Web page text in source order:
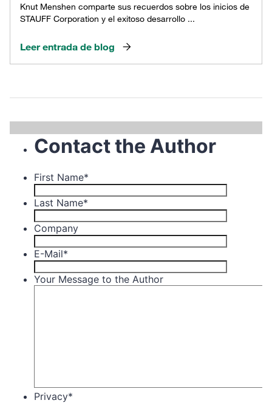
Knut Menshen comparte sus recuerdos sobre los inicios de
STAUFF Corporation y el exitoso desarrollo ...
Leer entrada de blog